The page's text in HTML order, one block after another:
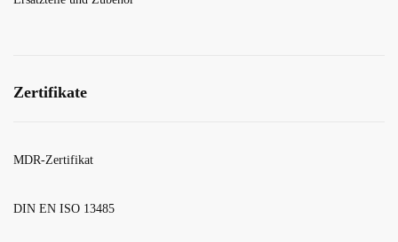
Zertifikate
MDR-Zertifikat
DIN EN ISO 13485